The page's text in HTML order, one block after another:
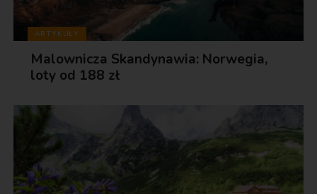
ARTYKUŁY
Malownicza Skandynawia: Norwegia,
loty od 188 zł